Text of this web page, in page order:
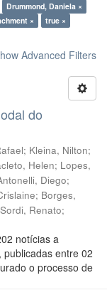
Drummond, Daniela ×
×
true ×
Advanced Filters
do
; Kleina, Nilton;
Helen; Lopes,
Diego;
; Borges,
Sordi, Renato;
notícias a
publicadas entre 02
o processo de